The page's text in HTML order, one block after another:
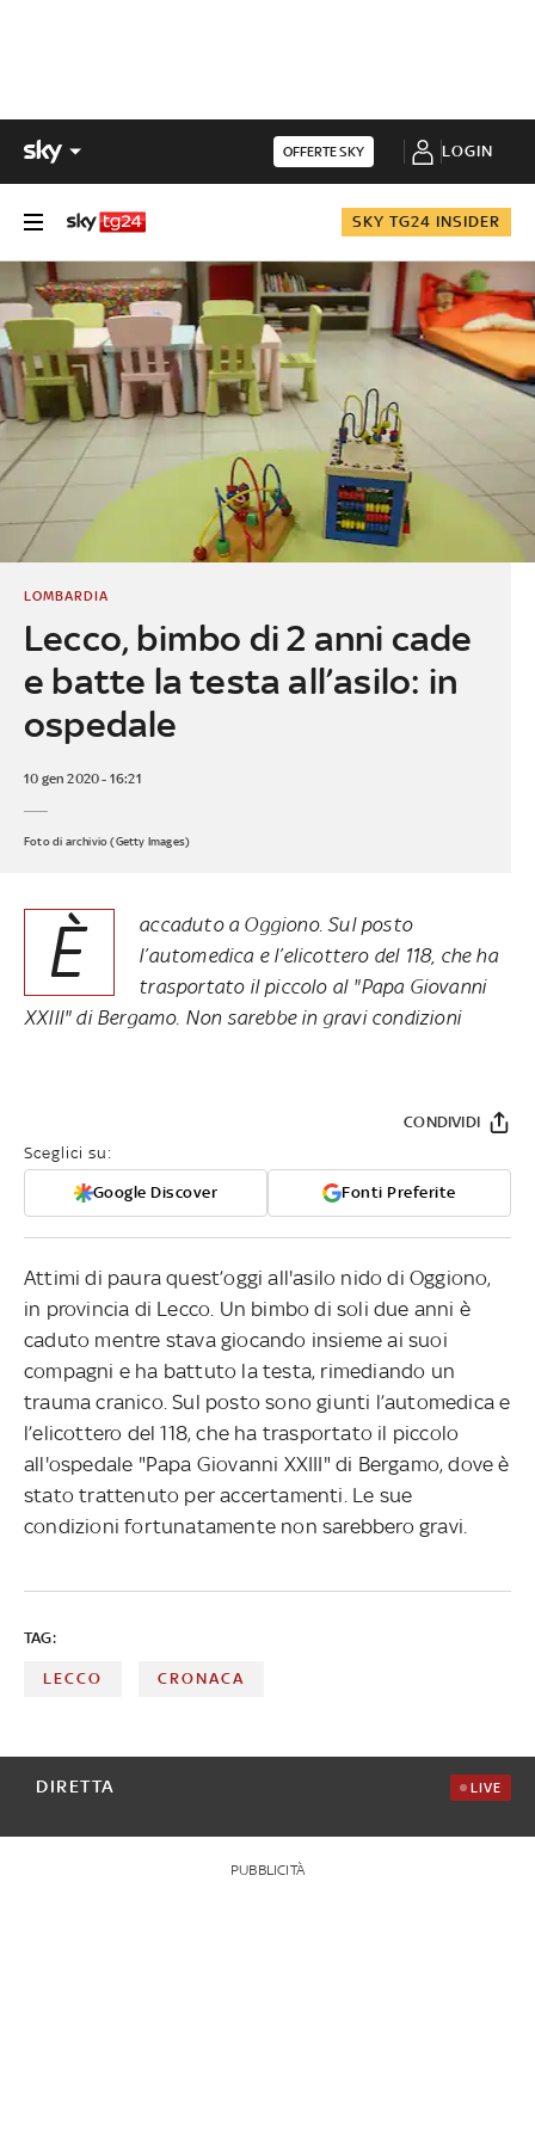
OFFERTE SKY LOGIN
SKY TG24 INSIDER
Lecco, bimbo di 2 anni cade
e batte la testa all’asilo: in
ospedale
LOMBARDIA
10 gen 2020 - 16:21
Foto di archivio (Getty Images)
È
accaduto a Oggiono. Sul posto
l’automedica e l’elicottero del 118, che ha
trasportato il piccolo al "Papa Giovanni
XXIII" di Bergamo. Non sarebbe in gravi condizioni
Sceglici su:
Google Discover Fonti Preferite
CONDIVIDI
Attimi di paura quest’oggi all'asilo nido di Oggiono,
in provincia di Lecco. Un bimbo di soli due anni è
caduto mentre stava giocando insieme ai suoi
compagni e ha battuto la testa, rimediando un
trauma cranico. Sul posto sono giunti l’automedica e
l’elicottero del 118, che ha trasportato il piccolo
all'ospedale "Papa Giovanni XXIII" di Bergamo, dove è
stato trattenuto per accertamenti. Le sue
condizioni fortunatamente non sarebbero gravi.
TAG:
LECCO CRONACA
DIRETTA LIVE
PUBBLICITÀ